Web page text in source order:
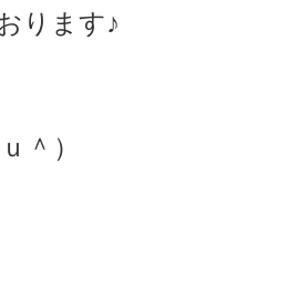
ります♪
＾）